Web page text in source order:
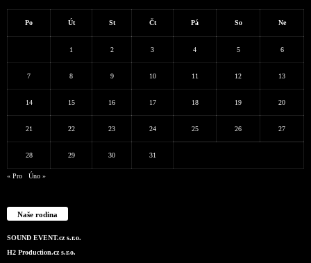
Po Út St Čt Pá So Ne
1 2 3 4 5 6
7 8 9 10 11 12 13
14 15 16 17 18 19 20
21 22 23 24 25 26 27
28 29 30 31
« Pro Úno »
Naše rodina
SOUND EVENT.cz s.r.o.
H2 Production.cz s.r.o.